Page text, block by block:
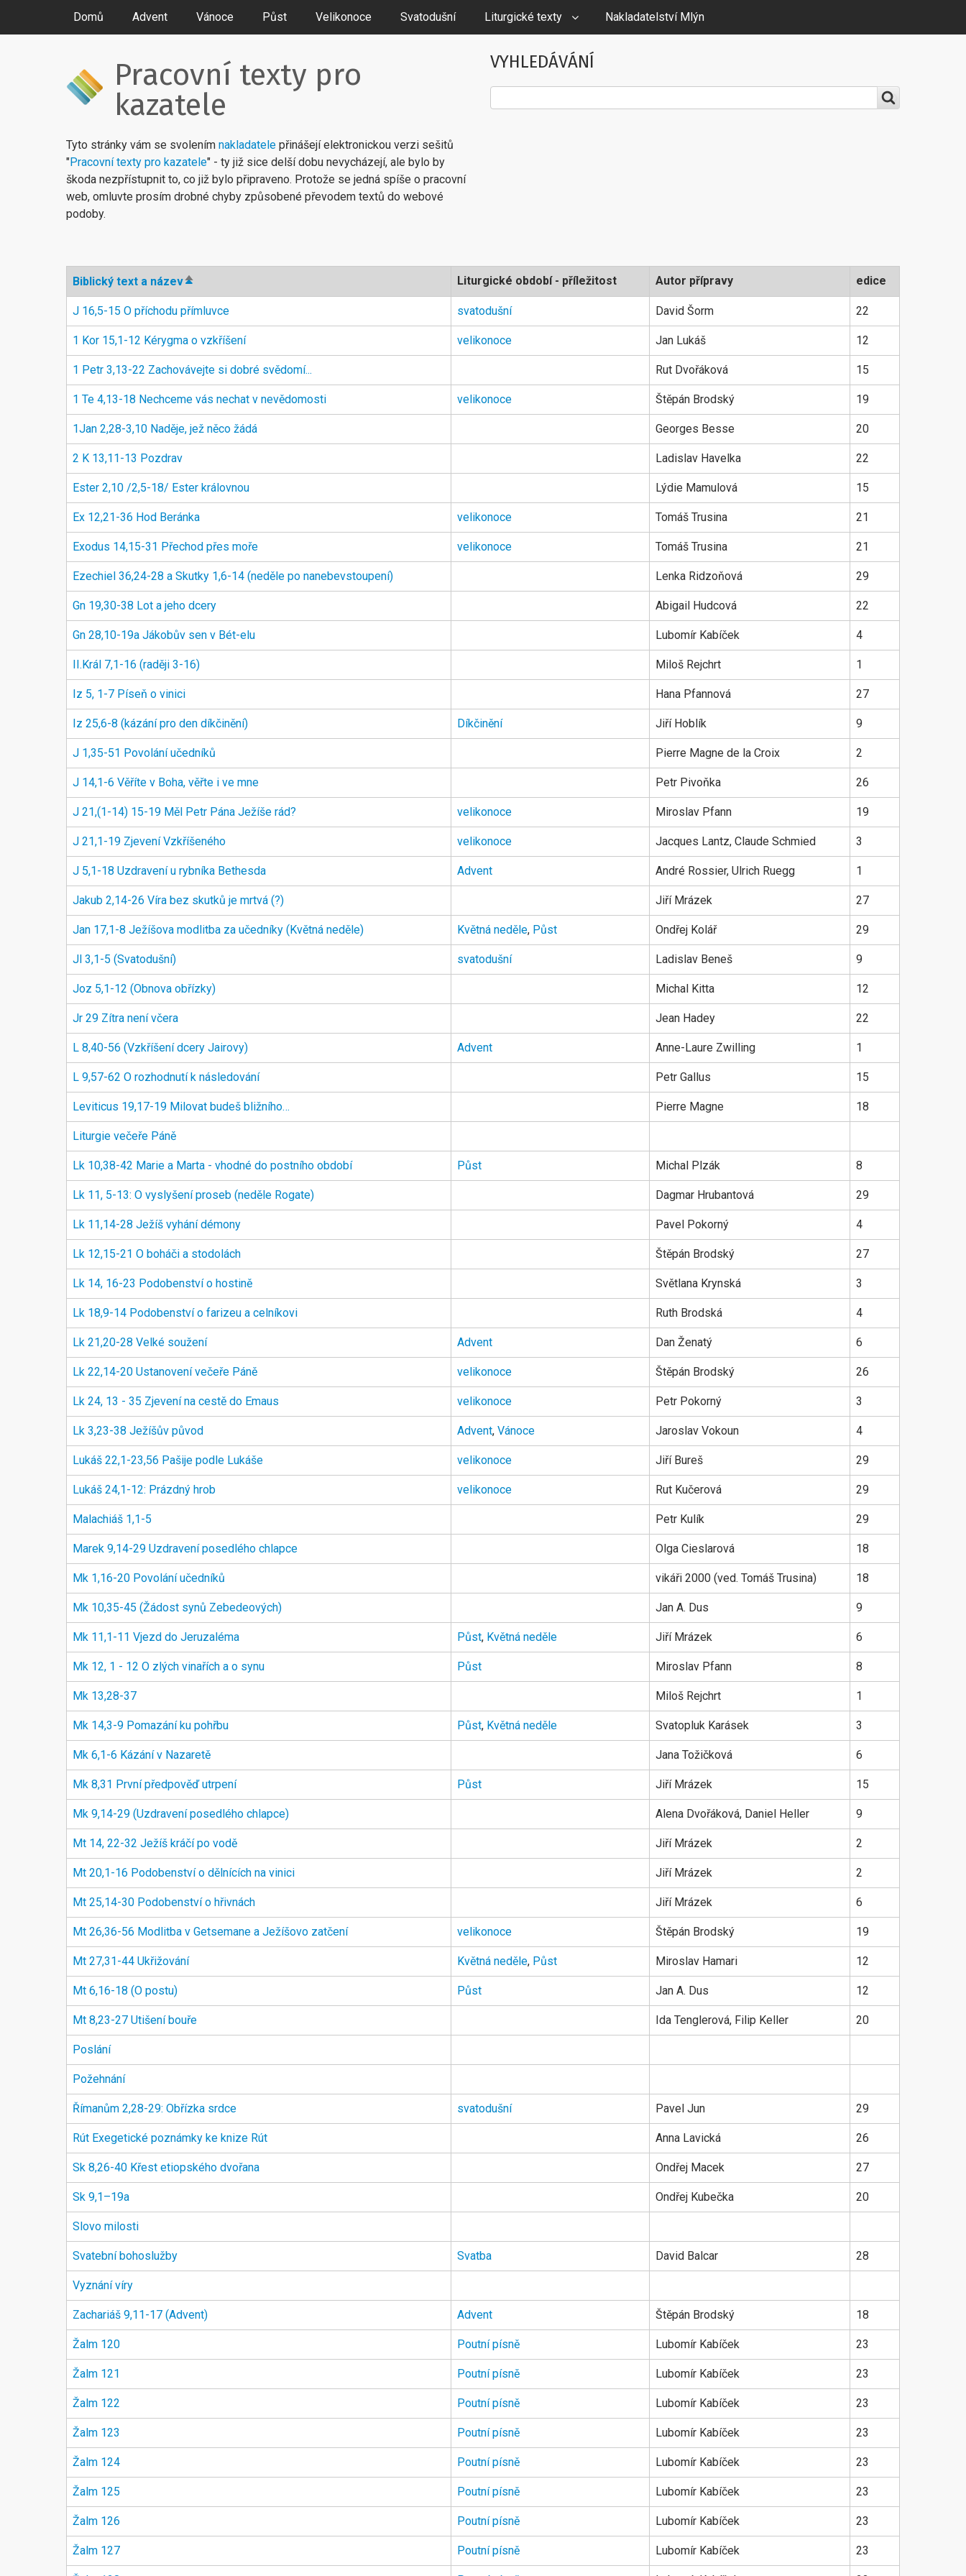
Domů Advent Vánoce Půst Velikonoce Svatodušní Liturgické texty Nakladatelství Mlýn
Pracovní texty pro
kazatele
Tyto stránky vám se svolením nakladatele přinášejí elektronickou verzi sešitů
"Pracovní texty pro kazatele" - ty již sice delší dobu nevycházejí, ale bylo by
škoda nezpřístupnit to, co již bylo připraveno. Protože se jedná spíše o pracovní
web, omluvte prosím drobné chyby způsobené převodem textů do webové
podoby.
VYHLEDÁVÁNÍ
Biblický text a názevSeřadit
sestupně
Liturgické období - příležitost Autor přípravy edice
J 16,5-15 O příchodu přímluvce svatodušní David Šorm 22
1 Kor 15,1-12 Kérygma o vzkříšení velikonoce Jan Lukáš 12
1 Petr 3,13-22 Zachovávejte si dobré svědomí... Rut Dvořáková 15
1 Te 4,13-18 Nechceme vás nechat v nevědomosti velikonoce Štěpán Brodský 19
1Jan 2,28-3,10 Naděje, jež něco žádá Georges Besse 20
2 K 13,11-13 Pozdrav Ladislav Havelka 22
Ester 2,10 /2,5-18/ Ester královnou Lýdie Mamulová 15
Ex 12,21-36 Hod Beránka velikonoce Tomáš Trusina 21
Exodus 14,15-31 Přechod přes moře velikonoce Tomáš Trusina 21
Ezechiel 36,24-28 a Skutky 1,6-14 (neděle po nanebevstoupení) Lenka Ridzoňová 29
Gn 19,30-38 Lot a jeho dcery Abigail Hudcová 22
Gn 28,10-19a Jákobův sen v Bét-elu Lubomír Kabíček 4
II.Král 7,1-16 (raději 3-16) Miloš Rejchrt 1
Iz 5, 1-7 Píseň o vinici Hana Pfannová 27
Iz 25,6-8 (kázání pro den díkčinění) Díkčinění Jiří Hoblík 9
J 1,35-51 Povolání učedníků Pierre Magne de la Croix 2
J 14,1-6 Věříte v Boha, věřte i ve mne Petr Pivoňka 26
J 21,(1-14) 15-19 Měl Petr Pána Ježíše rád? velikonoce Miroslav Pfann 19
J 21,1-19 Zjevení Vzkříšeného velikonoce Jacques Lantz, Claude Schmied 3
J 5,1-18 Uzdravení u rybníka Bethesda Advent André Rossier, Ulrich Ruegg 1
Jakub 2,14-26 Víra bez skutků je mrtvá (?) Jiří Mrázek 27
Jan 17,1-8 Ježíšova modlitba za učedníky (Květná neděle) Květná neděle, Půst Ondřej Kolář 29
Jl 3,1-5 (Svatodušní) svatodušní Ladislav Beneš 9
Joz 5,1-12 (Obnova obřízky) Michal Kitta 12
Jr 29 Zítra není včera Jean Hadey 22
L 8,40-56 (Vzkříšení dcery Jairovy) Advent Anne-Laure Zwilling 1
L 9,57-62 O rozhodnutí k následování Petr Gallus 15
Leviticus 19,17-19 Milovat budeš bližního… Pierre Magne 18
Liturgie večeře Páně
Lk 10,38-42 Marie a Marta - vhodné do postního období Půst Michal Plzák 8
Lk 11, 5-13: O vyslyšení proseb (neděle Rogate) Dagmar Hrubantová 29
Lk 11,14-28 Ježíš vyhání démony Pavel Pokorný 4
Lk 12,15-21 O boháči a stodolách Štěpán Brodský 27
Lk 14, 16-23 Podobenství o hostině Světlana Krynská 3
Lk 18,9-14 Podobenství o farizeu a celníkovi Ruth Brodská 4
Lk 21,20-28 Velké soužení Advent Dan Ženatý 6
Lk 22,14-20 Ustanovení večeře Páně velikonoce Štěpán Brodský 26
Lk 24, 13 - 35 Zjevení na cestě do Emaus velikonoce Petr Pokorný 3
Lk 3,23-38 Ježíšův původ Advent, Vánoce Jaroslav Vokoun 4
Lukáš 22,1-23,56 Pašije podle Lukáše velikonoce Jiří Bureš 29
Lukáš 24,1-12: Prázdný hrob velikonoce Rut Kučerová 29
Malachiáš 1,1-5 Petr Kulík 29
Marek 9,14-29 Uzdravení posedlého chlapce Olga Cieslarová 18
Mk 1,16-20 Povolání učedníků vikáři 2000 (ved. Tomáš Trusina) 18
Mk 10,35-45 (Žádost synů Zebedeových) Jan A. Dus 9
Mk 11,1-11 Vjezd do Jeruzaléma Půst, Květná neděle Jiří Mrázek 6
Mk 12, 1 - 12 O zlých vinařích a o synu Půst Miroslav Pfann 8
Mk 13,28-37 Miloš Rejchrt 1
Mk 14,3-9 Pomazání ku pohřbu Půst, Květná neděle Svatopluk Karásek 3
Mk 6,1-6 Kázání v Nazaretě Jana Tožičková 6
Mk 8,31 První předpověď utrpení Půst Jiří Mrázek 15
Mk 9,14-29 (Uzdravení posedlého chlapce) Alena Dvořáková, Daniel Heller 9
Mt 14, 22-32 Ježíš kráčí po vodě Jiří Mrázek 2
Mt 20,1-16 Podobenství o dělnících na vinici Jiří Mrázek 2
Mt 25,14-30 Podobenství o hřivnách Jiří Mrázek 6
Mt 26,36-56 Modlitba v Getsemane a Ježíšovo zatčení velikonoce Štěpán Brodský 19
Mt 27,31-44 Ukřižování Květná neděle, Půst Miroslav Hamari 12
Mt 6,16-18 (O postu) Půst Jan A. Dus 12
Mt 8,23-27 Utišení bouře Ida Tenglerová, Filip Keller 20
Poslání
Požehnání
Římanům 2,28-29: Obřízka srdce svatodušní Pavel Jun 29
Rút Exegetické poznámky ke knize Rút Anna Lavická 26
Sk 8,26-40 Křest etiopského dvořana Ondřej Macek 27
Sk 9,1–19a Ondřej Kubečka 20
Slovo milosti
Svatební bohoslužby Svatba David Balcar 28
Vyznání víry
Zachariáš 9,11-17 (Advent) Advent Štěpán Brodský 18
Žalm 120 Poutní písně Lubomír Kabíček 23
Žalm 121 Poutní písně Lubomír Kabíček 23
Žalm 122 Poutní písně Lubomír Kabíček 23
Žalm 123 Poutní písně Lubomír Kabíček 23
Žalm 124 Poutní písně Lubomír Kabíček 23
Žalm 125 Poutní písně Lubomír Kabíček 23
Žalm 126 Poutní písně Lubomír Kabíček 23
Žalm 127 Poutní písně Lubomír Kabíček 23